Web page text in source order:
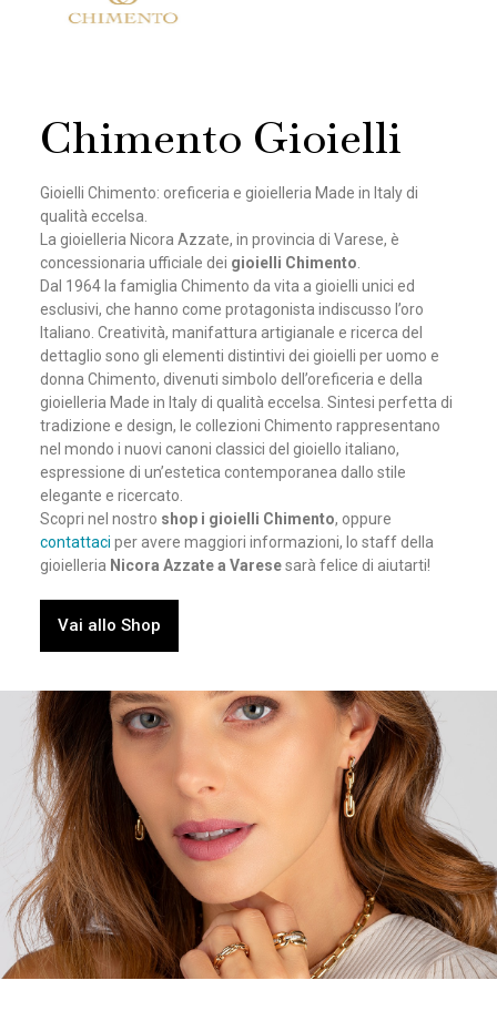
Chimento Gioielli
Gioielli Chimento: oreficeria e gioielleria Made in Italy di
qualità eccelsa.
La gioielleria Nicora Azzate, in provincia di Varese, è
concessionaria ufficiale dei gioielli Chimento
Dal 1964 la famiglia Chimento da vita a gioielli unici ed
esclusivi, che hanno come protagonista indiscusso l’oro
Italiano. Creatività, manifattura artigianale e ricerca del
dettaglio sono gli elementi distintivi dei gioielli per uomo e
donna Chimento, divenuti simbolo dell’oreficeria e della
gioielleria Made in Italy di qualità eccelsa. Sintesi perfetta di
tradizione e design, le collezioni Chimento rappresentano
nel mondo i nuovi canoni classici del gioiello italiano,
espressione di un’estetica contemporanea dallo stile
elegante e ricercato.
Scopri nel nostro shop i gioielli Chimento, oppure
contattaci per avere maggiori informazioni, lo staff della
gioielleria Nicora Azzate a Varesesarà felice di aiutarti!
Vai allo Shop